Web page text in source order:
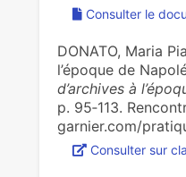
Consulter le
DONATO, Maria
l’époque de
d’archives à
p. 95‑113.
garnier.com/
Consulter sur